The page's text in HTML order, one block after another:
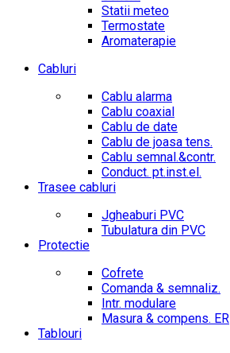
Statii meteo
Termostate
Aromaterapie
Cabluri
Cablu alarma
Cablu coaxial
Cablu de date
Cablu de joasa tens.
Cablu semnal.&contr.
Conduct. pt.inst.el.
Trasee cabluri
Jgheaburi PVC
Tubulatura din PVC
Protectie
Cofrete
Comanda & semnaliz.
Intr. modulare
Masura & compens. ER
Tablouri